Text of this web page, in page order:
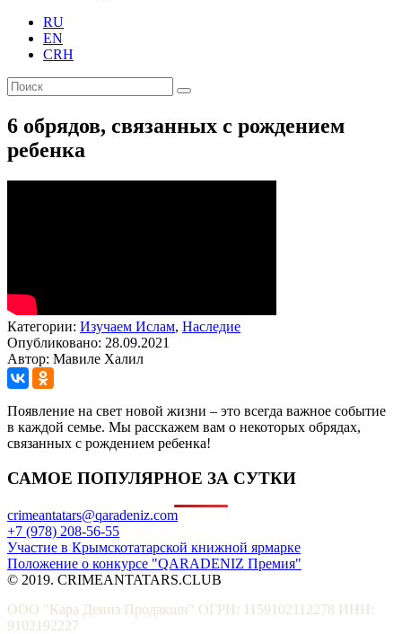
RU
EN
CRH
6 обрядов, связанных с рождением
ребенка
Категории: Изучаем Ислам, Наследие
Опубликовано: 28.09.2021
Автор: Мавиле Халил
Появление на свет новой жизни – это всегда важное событие
в каждой семье. Мы расскажем вам о некоторых обрядах,
связанных с рождением ребенка!
САМОЕ ПОПУЛЯРНОЕ ЗА СУТКИ
crimeantatars@qaradeniz.com
+7 (978) 208-56-55
Участие в Крымскотатарской книжной ярмарке
Положение о конкурсе "QARADENIZ Премия"
© 2019. CRIMEANTATARS.CLUB
ООО "Кара Дениз Продакшн" ОГРН: 1159102112278 ИНН:
9102192227